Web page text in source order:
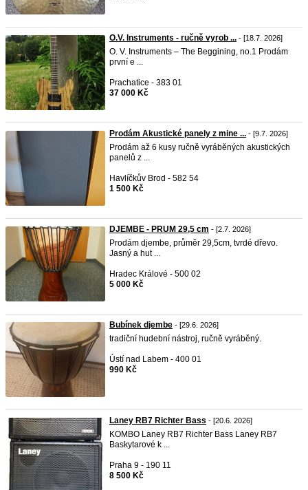
O.V. Instruments - ručně vyrob ... - [18.7. 2026]
O. V. Instruments – The Beggining, no.1 Prodám
první e ...
Prachatice - 383 01
37 000 Kč
Prodám Akustické panely z mine ... - [9.7. 2026]
Prodám až 6 kusy ručně vyráběných akustických
panelů z ...
Havlíčkův Brod - 582 54
1 500 Kč
DJEMBE - PRUM 29,5 cm - [2.7. 2026]
Prodám djembe, průměr 29,5cm, tvrdé dřevo.
Jasný a hut ...
Hradec Králové - 500 02
5 000 Kč
Bubínek djembe - [29.6. 2026]
tradiční hudební nástroj, ručně vyráběný.
Ústí nad Labem - 400 01
990 Kč
Laney RB7 Richter Bass - [20.6. 2026]
KOMBO Laney RB7 Richter Bass Laney RB7
Baskytarové k ...
Praha 9 - 190 11
8 500 Kč